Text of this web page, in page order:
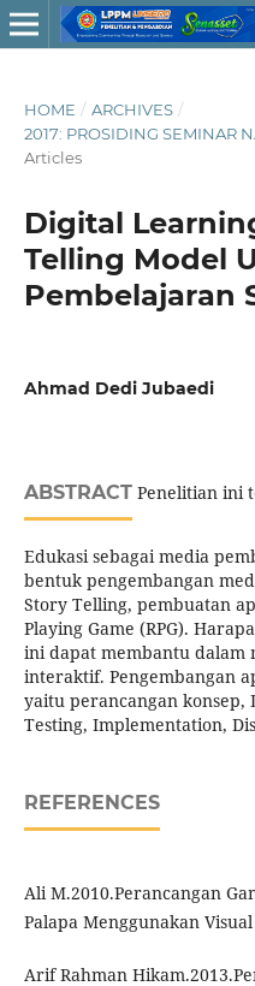
HOME / ARCHIVES /
2017: PROSIDING SEMINAR
Articles
Digital
Telling Model
Pembelajaran
Ahmad Dedi Jubaedi
ABSTRACTPenelitian ini
Edukasi sebagai media
bentuk pengembangan
Story Telling, pembuatan
Playing Game (RPG).
ini dapat membantu dalam
interaktif. Pengembangan
yaitu perancangan konsep,
Testing, Implementation,
REFERENCES
Ali M.2010.Perancangan
Palapa Menggunakan
Arif Rahman